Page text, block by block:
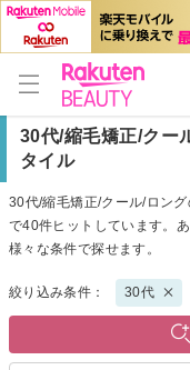
30代/縮毛矯正/クー
タイル
30代/縮毛矯正/クール/ロン
で40件ヒットしています。
様々な条件で探せます。
絞り込み条件： 30代